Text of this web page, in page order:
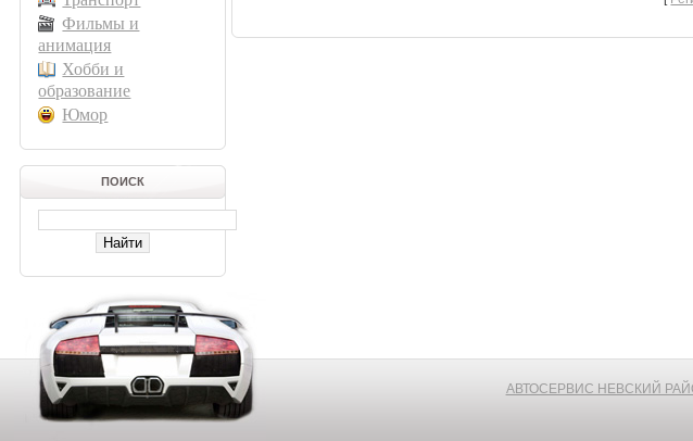
Фильмы и
анимация
Хобби и
образование
Юмор
ПОИСК
АВТОСЕРВИС НЕВСКИЙ